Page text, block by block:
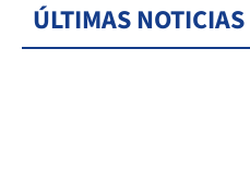
ÚLTIMAS NOTICIAS